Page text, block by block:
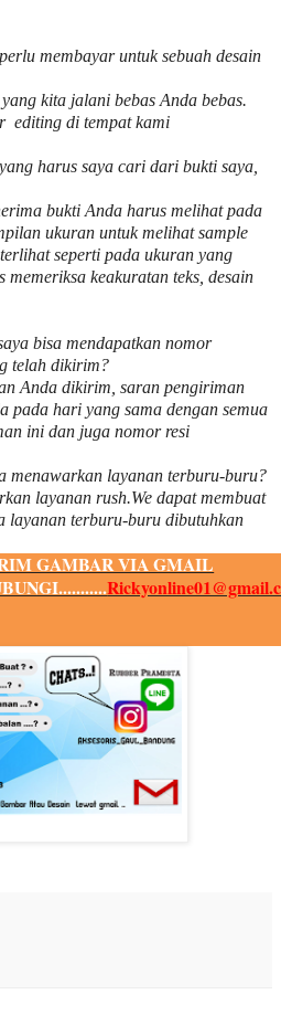
membayar untuksebuah desain
kita jalani bebas Anda bebas.
editing di tempat kami
harus saya cari dari bukti saya,
bukti Anda harus melihat pada
ukuran untuk melihatsample
seperti pada ukuran yang
keakuratan teks, desain
bisa mendapatkan nomor
telah dikirim?
Anda dikirim, saran pengiriman
pada hari yang sama dengan semua
ini dan juga nomorresi
menawarkan layanan terburu-buru?
layanan rush.We dapat membuat
layanan terburu-buru dibutuhkan
GAMBAR VIA GMAIL